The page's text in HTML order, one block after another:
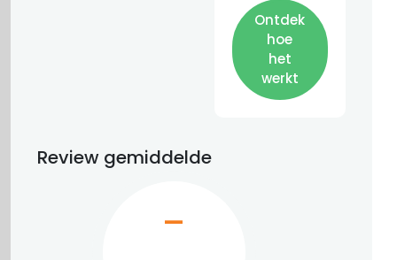
Ontdek
hoe
het
werkt
Review gemiddelde
–